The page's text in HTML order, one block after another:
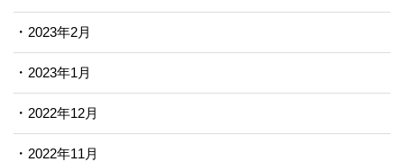
2023年2月
2023年1月
2022年12月
2022年11月